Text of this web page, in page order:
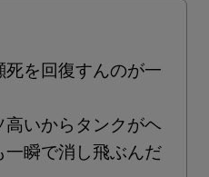
死を回復すんのが一
高いからタンクがヘ
一瞬で消し飛ぶんだ